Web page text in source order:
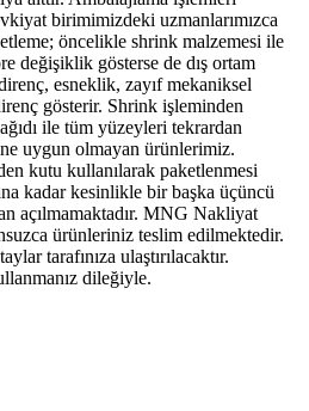
birimimizdeki uzmanlarımızca
öncelikle shrink malzemesi ile
değişiklik gösterse de dış ortam
esneklik, zayıf mekaniksel
gösterir. Shrink işleminden
ile tüm yüzeyleri tekrardan
uygun olmayan ürünlerimiz.
kutu kullanılarak paketlenmesi
kadar kesinlikle bir başka üçüncü
açılmamaktadır. MNG Nakliyat
ürünleriniz teslim edilmektedir.
tarafınıza ulaştırılacaktır.
dileğiyle.